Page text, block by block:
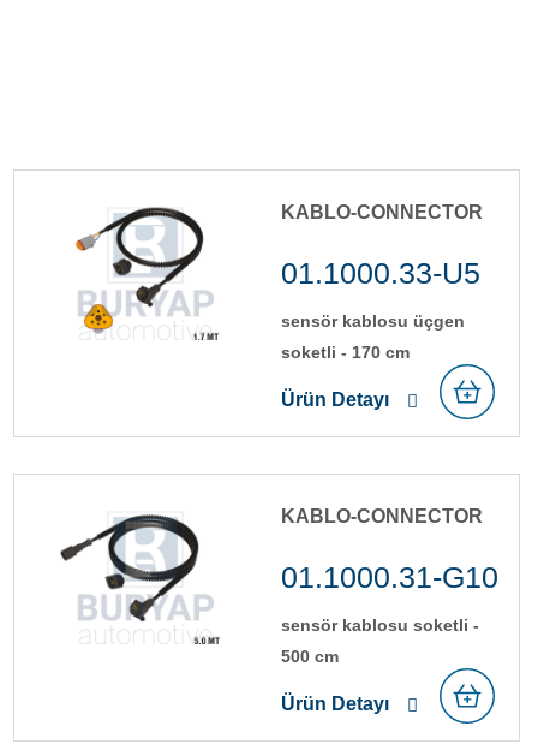
KABLO-CONNECTOR
01.1000.33-U5
sensör kablosu üçgen
soketli̇ - 170 cm
Ürün Detayı
KABLO-CONNECTOR
01.1000.31-G10
sensör kablosu soketli̇ -
500 cm
Ürün Detayı